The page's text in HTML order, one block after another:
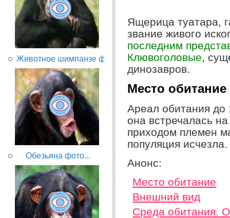
Животное шимпанзе фото...
Обезьяна фото...
Ящерица туатара,
звание живого
последним
Клювоголовые,
динозавров.
Место обитание
Ареал обитания до
она встречалась
приходом племен
популяция исчезла.
Анонс:
Место обитание
Внешний вид
Среда обитания.